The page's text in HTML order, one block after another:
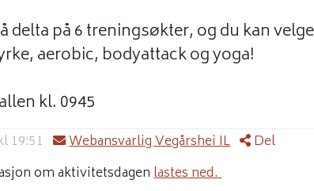
delta på 6 treningsøkter, og du kan
aerobic, bodyattack og yoga!
kl. 0945
19:51 Webansvarlig Vegårshei IL
Del
om aktivitetsdagenlastes ned.